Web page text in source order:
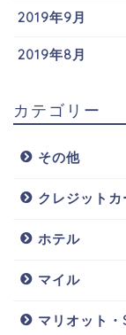
2019年9月
2019年8月
カテゴリー
その他
クレジットカ
ホテル
マイル
マリオット・